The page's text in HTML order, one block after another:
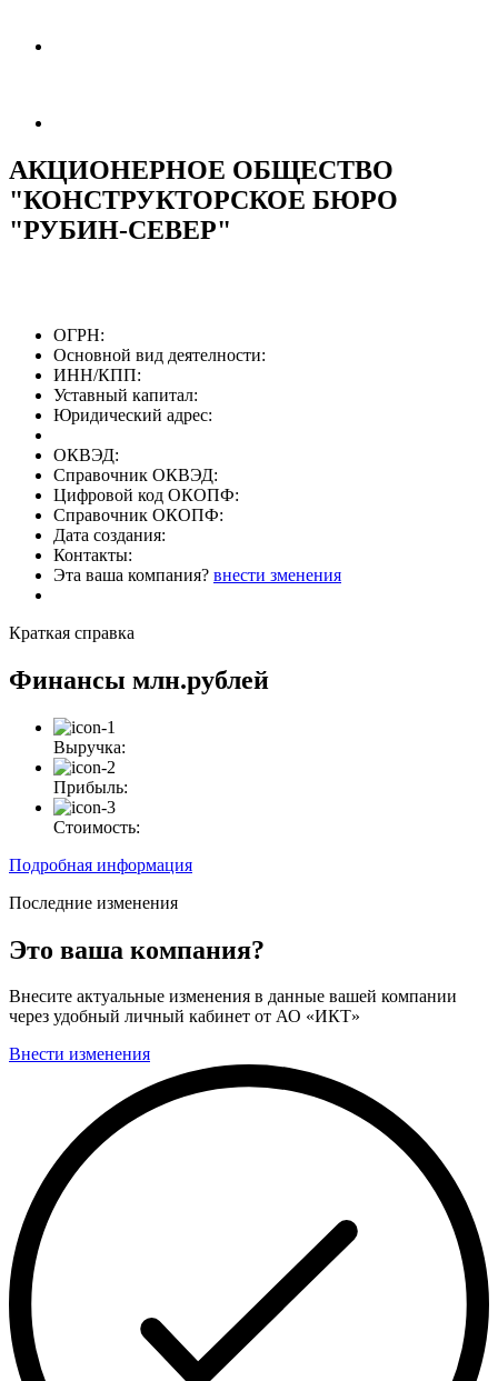
АКЦИОНЕРНОЕ ОБЩЕСТВО
"КОНСТРУКТОРСКОЕ БЮРО
"РУБИН-СЕВЕР"
ОГРН:
Основной вид деятелности:
ИНН/КПП:
Уставный капитал:
Юридический адрес:
ОКВЭД:
Справочник ОКВЭД:
Цифровой код ОКОПФ:
Справочник ОКОПФ:
Дата создания:
Контакты:
Эта ваша компания? внести зменения
Краткая справка
Финансы млн.рублей
Выручка:
Прибыль:
Стоимость:
Подробная информация
Последние изменения
Это ваша компания?
Внесите актуальные изменения в данные вашей компании
через удобный личный кабинет от АО «ИКТ»
Внести изменения